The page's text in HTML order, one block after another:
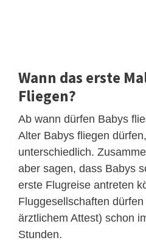
Wann das erste
Fliegen?
Ab wann dürfen Babys
Alter Babys fliegen
unterschiedlich.
aber sagen, dass Babys
erste Flugreise antreten
Fluggesellschaften
ärztlichem Attest) schon
Stunden.